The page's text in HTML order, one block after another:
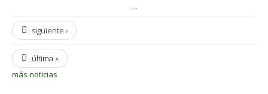
…
siguiente ›
última »
más noticias